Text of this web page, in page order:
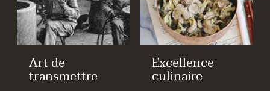
Art de
transmettre
Excellence
culinaire